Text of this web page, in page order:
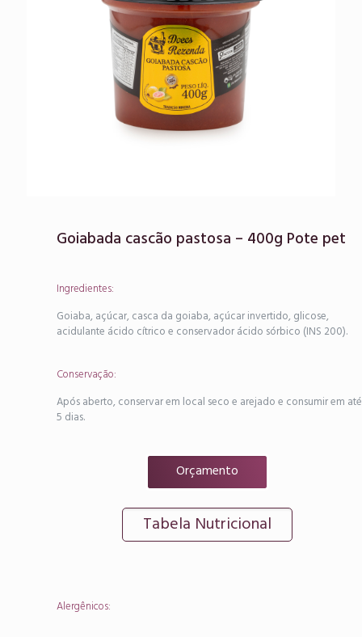
Goiabada cascão pastosa – 400g Pote pet
Ingredientes:
Goiaba, açúcar, casca da goiaba, açúcar invertido, glicose,
acidulante ácido cítrico e conservador ácido sórbico (INS 200).
Conservação:
Após aberto, conservar em local seco e arejado e consumir em até
5 dias.
Orçamento
Tabela Nutricional
Alergênicos: